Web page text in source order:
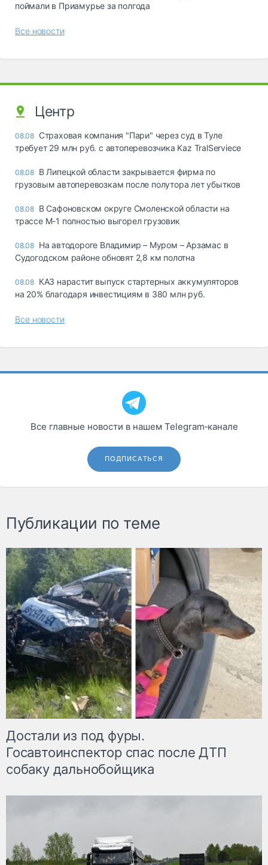
поймали в Приамурье за полгода
Все новости
Центр
08.08 Страховая компания "Пари" через суд в Туле
требует 29 млн руб. с автоперевозчика Kaz TralServiece
08.08 В Липецкой области закрывается фирма по
грузовым автоперевозкам после полутора лет убытков
08.08 В Сафоновском округе Смоленской области на
трассе М-1 полностью выгорел грузовик
08.08 На автодороге Владимир – Муром – Арзамас в
Судогодском районе обновят 2,8 км полотна
08.08 КАЗ нарастит выпуск стартерных аккумуляторов
на 20% благодаря инвестициям в 380 млн руб.
Все новости
Все главные новости в нашем Telegram‑канале
ПОДПИСАТЬСЯ
Публикации по теме
Достали из под фуры.
Госавтоинспектор спас после ДТП
собаку дальнобойщика